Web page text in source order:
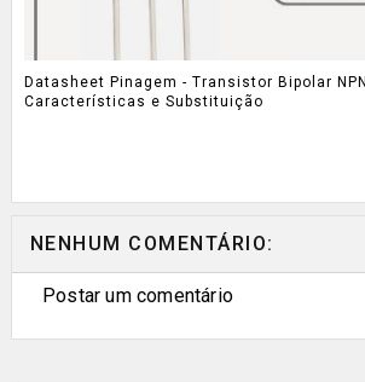
Datasheet Pinagem - Transistor Bipolar
Características e Substituição
NENHUM COMENTÁRIO:
Postar um comentário